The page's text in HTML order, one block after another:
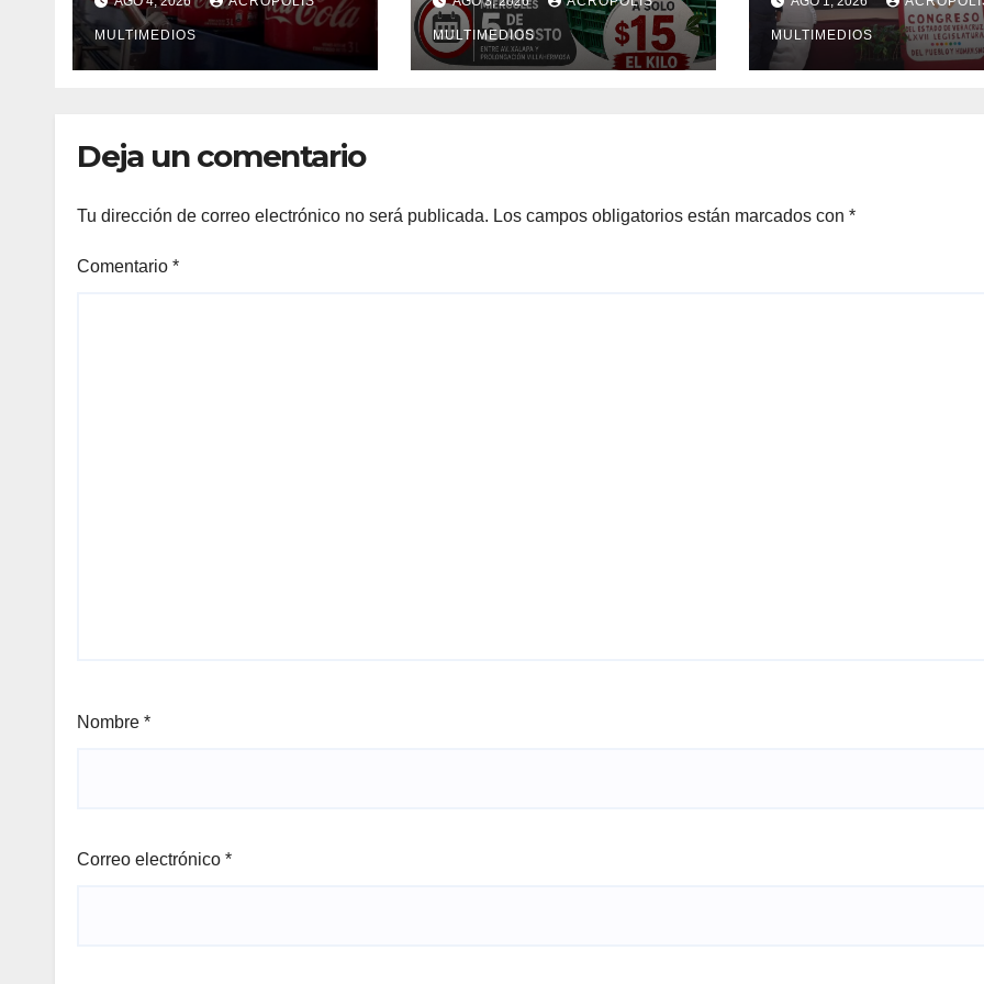
pesos
MULTIMEDIOS
jornada de venta de
higo fresco
MULTIMEDIOS MULTIMEDIOS
Deja un comentario
Tu dirección de correo electrónico no será publicada. Los campos obligatorios están marcados con *
Comentario *
Nombre *
Correo electrónico *